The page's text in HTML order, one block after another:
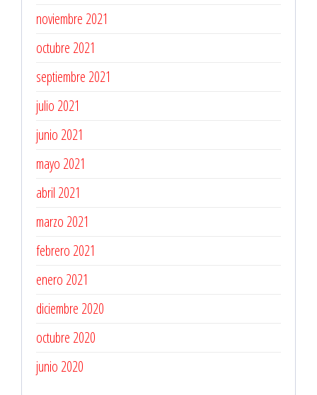
noviembre 2021
octubre 2021
septiembre 2021
julio 2021
junio 2021
mayo 2021
abril 2021
marzo 2021
febrero 2021
enero 2021
diciembre 2020
octubre 2020
junio 2020